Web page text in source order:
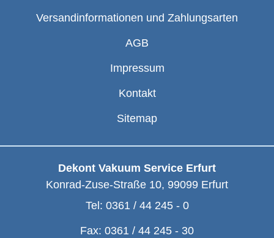
Versandinformationen und Zahlungsarten
AGB
Impressum
Kontakt
Sitemap
Dekont Vakuum Service Erfurt
Konrad-Zuse-Straße 10, 99099 Erfurt
Tel: 0361 / 44 245 - 0
Fax: 0361 / 44 245 - 30